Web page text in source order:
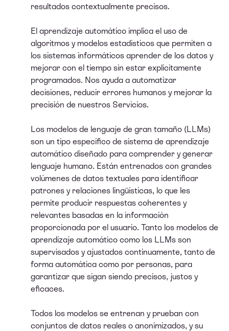
resultados contextualmente precisos.
El aprendizaje automático implica el uso de
algoritmos y modelos estadísticos que permiten a
los sistemas informáticos aprender de los datos y
mejorar con el tiempo sin estar explícitamente
programados. Nos ayuda a automatizar
decisiones, reducir errores humanos y mejorar la
precisión de nuestros Servicios.
Los modelos de lenguaje de gran tamaño (LLMs)
son un tipo específico de sistema de aprendizaje
automático diseñado para comprender y generar
lenguaje humano. Están entrenados con grandes
volúmenes de datos textuales para identificar
patrones y relaciones lingüísticas, lo que les
permite producir respuestas coherentes y
relevantes basadas en la información
proporcionada por el usuario. Tanto los modelos de
aprendizaje automático como los LLMs son
supervisados y ajustados continuamente, tanto de
forma automática como por personas, para
garantizar que sigan siendo precisos, justos y
eficaces.
Todos los modelos se entrenan y prueban con
conjuntos de datos reales o anonimizados, y su